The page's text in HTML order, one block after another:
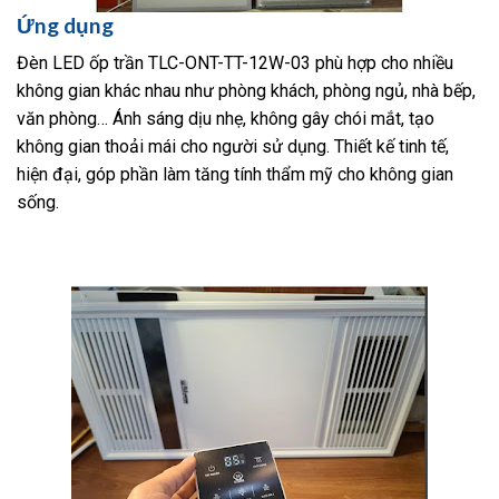
Ứng dụng
Đèn LED ốp trần TLC-ONT-TT-12W-03 phù hợp cho nhiều
không gian khác nhau như phòng khách, phòng ngủ, nhà bếp,
văn phòng… Ánh sáng dịu nhẹ, không gây chói mắt, tạo
không gian thoải mái cho người sử dụng. Thiết kế tinh tế,
hiện đại, góp phần làm tăng tính thẩm mỹ cho không gian
sống.